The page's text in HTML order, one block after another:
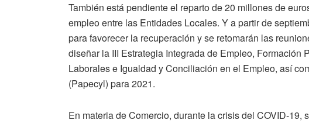
También está pendiente el reparto de 20 millones de
empleo entre las Entidades Locales. Y a partir de
para favorecer la recuperación y se retomarán las
diseñar la III Estrategia Integrada de Empleo, Formación
Laborales e Igualdad y Conciliación en el Empleo, así
(Papecyl) para 2021.
En materia de Comercio, durante la crisis del COVID-19,